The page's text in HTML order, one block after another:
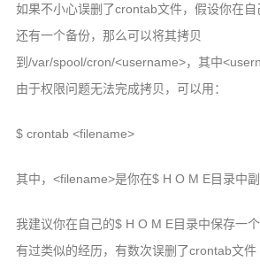
如果不小心误删了crontab文件，假设你在
还有一个备份，那么可以将其拷贝
到/var/spool/cron/<username>，其中
由于权限问题无法完成拷贝，可以用：
$ crontab <filename>
其中，<filename>是你在$ H O M E目录中副
我建议你在自己的$ H O M E目录中保存一
有过类似的经历，有数次误删了crontab文